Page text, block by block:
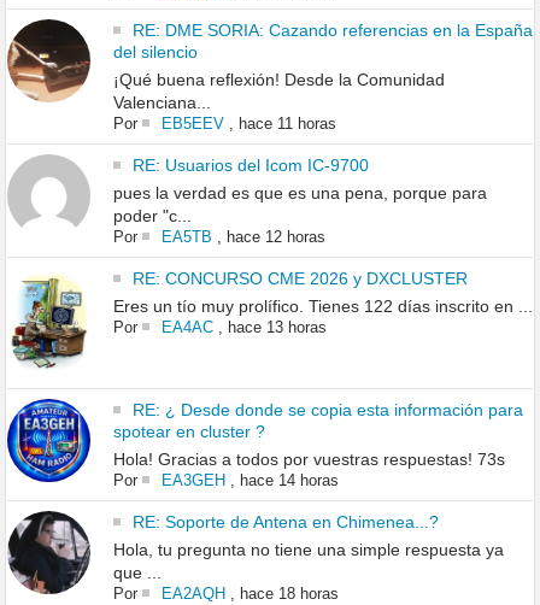
RE: DME SORIA: Cazando referencias en la España
del silencio
¡Qué buena reflexión! Desde la Comunidad
Valenciana...
Por EB5EEV, hace 11 horas
RE: Usuarios del Icom IC-9700
pues la verdad es que es una pena, porque para
poder "c...
Por EA5TB , hace 12 horas
RE: CONCURSO CME 2026 y DXCLUSTER
Eres un tío muy prolífico. Tienes 122 días inscrito en ...
Por EA4AC, hace 13 horas
RE: ¿ Desde donde se copia esta información para
spotear en cluster ?
Hola! Gracias a todos por vuestras respuestas! 73s
Por EA3GEH , hace 14 horas
RE: Soporte de Antena en Chimenea...?
Hola, tu pregunta no tiene una simple respuesta ya
que ...
Por EA2AQH , hace 18 horas